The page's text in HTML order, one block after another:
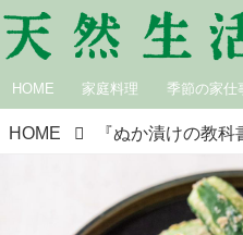
HOME 家庭料理 季節の家仕
HOME